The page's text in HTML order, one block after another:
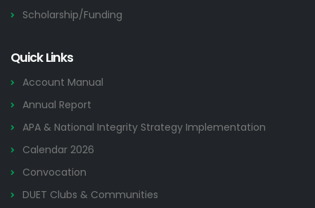
Scholarship/Funding
Quick Links
Account Manual
Annual Report
APA & National Integrity Strategy Implementation
Calendar 2026
Convocation
DUET Clubs & Communities